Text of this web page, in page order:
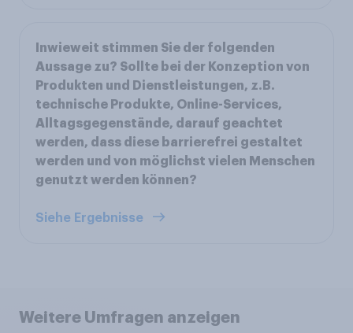
Inwieweit stimmen Sie der folgenden
Aussage zu? Sollte bei der Konzeption von
Produkten und Dienstleistungen, z.B.
technische Produkte, Online-Services,
Alltagsgegenstände, darauf geachtet
werden, dass diese barrierefrei gestaltet
werden und von möglichst vielen Menschen
genutzt werden können?
Siehe Ergebnisse
Weitere Umfragen anzeigen